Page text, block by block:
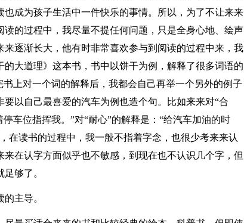
成为孩子生活中一件快乐的事情。所以，为了不让来来
的过程中，我尽量不提任何问题，只是全身心地、绘声
逐渐长大，他有时非常喜欢参与到阅读的过程中来，我
大道理》这本书，书中以饼干为例，解释了很多词语的
上对一个词的解释后，我都会自己再举一个另外的例子
以自己最喜爱的汽车为例也造个句。比如来来对“合
车位指挥我。”对“耐心”的解释是：“给汽车加油的时
在读书的过程中，我一般不指着字念，也很少考来来认
在认字方面似乎也不敏感，到现在也不认识几个字，但
够了。
主导。